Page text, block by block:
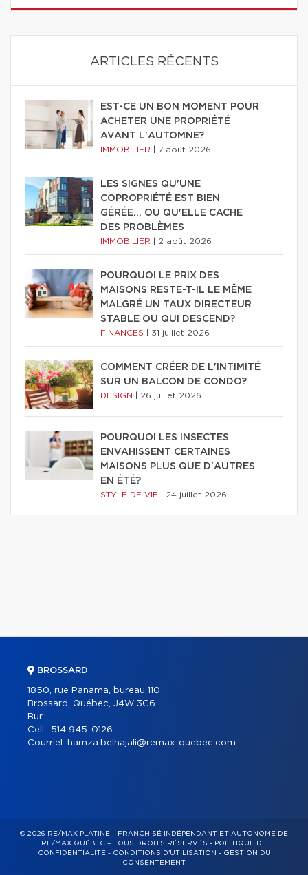
ARTICLES RÉCENTS
EST-CE UN BON MOMENT POUR
ACHETER UNE PROPRIÉTÉ
AVANT L'AUTOMNE?
IMMOBILIER 7 août 2026
LES SIGNES QU'UNE
COPROPRIÉTÉ EST BIEN
GÉRÉE… OU QU'ELLE CACHE
DES PROBLÈMES
IMMOBILIER 2 août 2026
POURQUOI LE PRIX DES
MAISONS RESTE-T-IL LE MÊME
MALGRÉ UN TAUX DIRECTEUR
STABLE OU QUI DESCEND?
FINANCES 31 juillet 2026
COMMENT CRÉER DE L'INTIMITÉ
SUR UN BALCON DE CONDO?
DESIGN 26 juillet 2026
POURQUOI LES INSECTES
ENVAHISSENT CERTAINES
MAISONS PLUS QUE D'AUTRES
EN ÉTÉ?
STYLE DE VIE 24 juillet 2026
BROSSARD
1850, rue Panama, bureau 110
Brossard, Québec, J4W 3C6
Bur.:
Cell.: 514 945-0126
Courriel: hamza.belhajali@remax-quebec.com
© 2026 RE/MAX PLATINE – FRANCHISÉ INDÉPENDANT ET AUTONOME DE
RE/MAX QUÉBEC – TOUS DROITS RÉSERVÉS - POLITIQUE DE
CONFIDENTIALITÉ- CONDITIONS D'UTILISATION - GESTION DU
CONSENTEMENT